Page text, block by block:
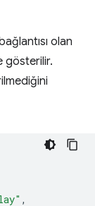
olan
gösterilir.
,